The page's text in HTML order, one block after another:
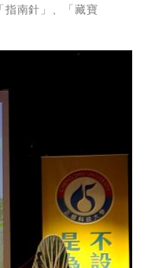
南針」、「藏寶